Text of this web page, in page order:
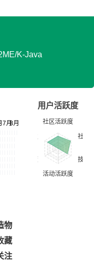
K-Java
用户活跃度
物
藏
注